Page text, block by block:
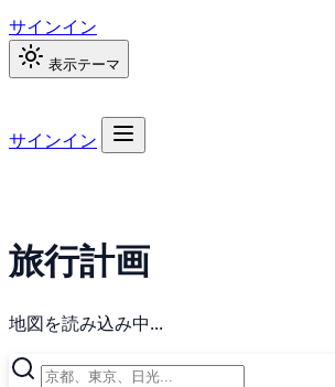
サインイン
表示テーマ
サインイン
旅行計画
地図を読み込み中...